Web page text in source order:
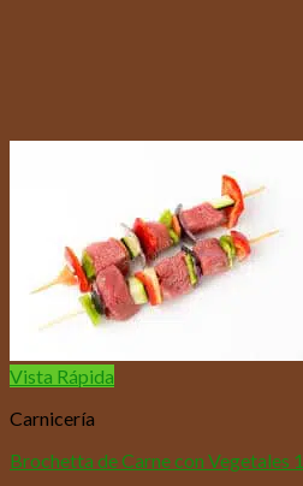
Vista Rápida
Carnicería
Brochetta de Carne con Vegetales